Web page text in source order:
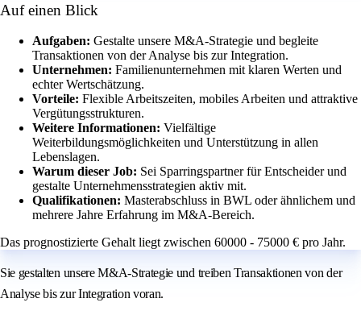
Auf einen Blick
Aufgaben: Gestalte unsere M&A-Strategie und begleite
Transaktionen von der Analyse bis zur Integration.
Unternehmen: Familienunternehmen mit klaren Werten und
echter Wertschätzung.
Vorteile: Flexible Arbeitszeiten, mobiles Arbeiten und attraktive
Vergütungsstrukturen.
Weitere Informationen: Vielfältige
Weiterbildungsmöglichkeiten und Unterstützung in allen
Lebenslagen.
Warum dieser Job: Sei Sparringspartner für Entscheider und
gestalte Unternehmensstrategien aktiv mit.
Qualifikationen: Masterabschluss in BWL oder ähnlichem und
mehrere Jahre Erfahrung im M&A-Bereich.
Das prognostizierte Gehalt liegt zwischen 60000 - 75000 € pro Jahr.
Sie gestalten unsere M&A-Strategie und treiben Transaktionen von der
Analyse bis zur Integration voran.